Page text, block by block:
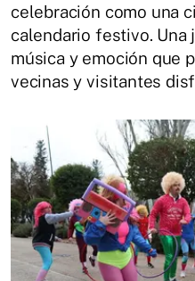
celebración como una
calendario festivo. Una
música y emoción que
vecinas y visitantes